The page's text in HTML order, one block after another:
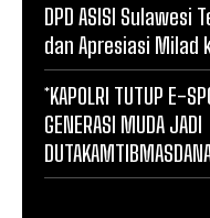
DPD ASISI
dan Apresiasi Milad
*KAPOLRI TUTUP E-
GENERASI MUDA JADI